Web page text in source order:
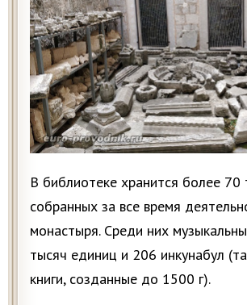
В библиотеке хранится более 70
собранных за все время
монастыря. Среди них
тысяч единиц и 206 инкунабул
книги, созданные до 1500 г).